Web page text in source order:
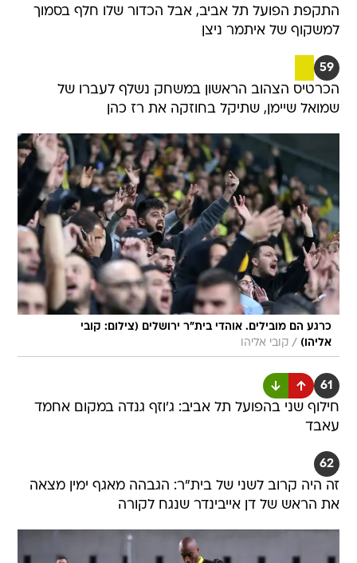
התקפת הפועל תל אביב, אבל הכדור שלו חלף בסמוך
למשקוף של איתמר ניצן
59
הכרטיס הצהוב הראשון במשחק נשלף לעברו של
שמואל שיימן, שתיקל בחוזקה את רז כהן
כרגע הם מובילים. אוהדי בית"ר ירושלים (צילום: קובי
אליהו) / קובי אליהו
61
חילוף שני בהפועל תל אביב: ג'וזף גנדה במקום אחמד
עאבד
62
זה היה קרוב לשני של בית"ר: הגבהה מאגף ימין מצאה
את הראש של דן אייבינדר שנגח לקורה